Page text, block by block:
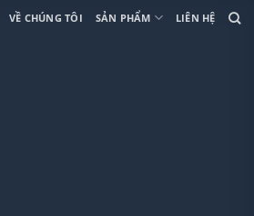
VỀ CHÚNG TÔI SẢN PHẨM LIÊN HỆ